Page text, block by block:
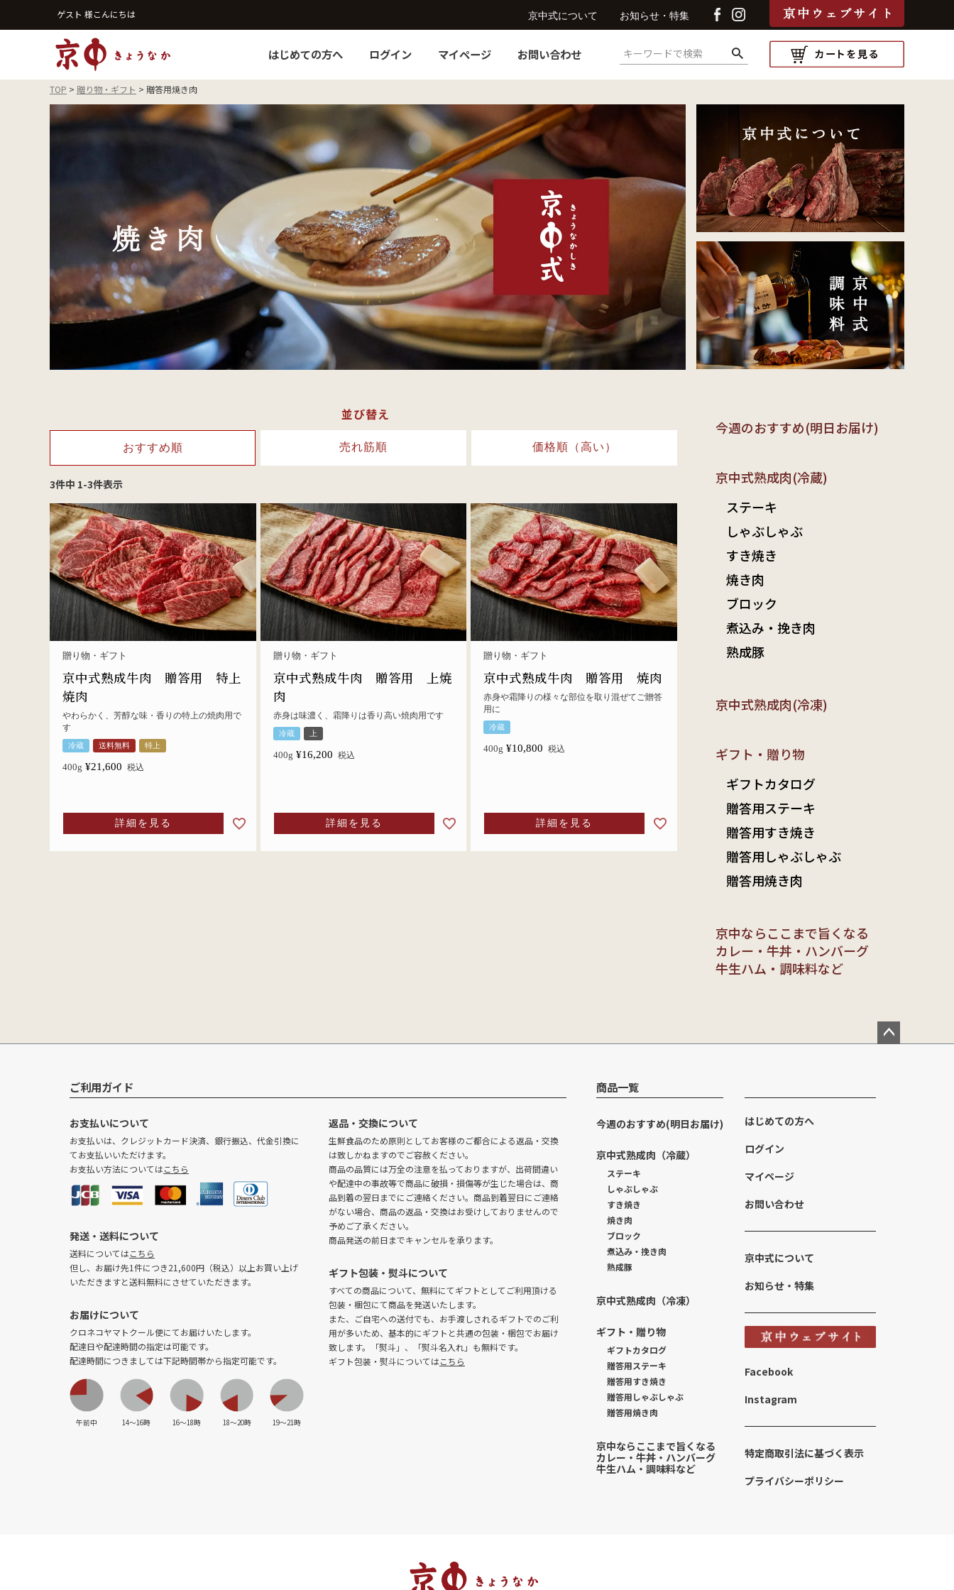
ゲスト 様こんにちは 京中式について お知らせ・特集
はじめての方へ ログイン マイページ お問い合わせ 検索
TOP 贈り物・ギフト 贈答用焼き肉
並び替え
おすすめ順 売れ筋順 価格順（高い）
3件中 1-3件表示
贈り物・ギフト
京中式熟成牛肉 贈答用 特上
焼肉
やわらかく、芳醇な味・香りの特上の焼肉用で
す
冷蔵 送料無料 特上
400g ¥21,600 税込
詳細を見る
贈り物・ギフト
京中式熟成牛肉 贈答用 上焼
肉
赤身は味濃く、霜降りは香り高い焼肉用です
冷蔵 上
400g ¥16,200 税込
詳細を見る
贈り物・ギフト
京中式熟成牛肉 贈答用 焼肉
赤身や霜降りの様々な部位を取り混ぜてご贈答
用に
冷蔵
400g ¥10,800 税込
詳細を見る
今週のおすすめ(明日お届け)
京中式熟成肉(冷蔵)
ステーキ
しゃぶしゃぶ
すき焼き
焼き肉
ブロック
煮込み・挽き肉
熟成豚
京中式熟成肉(冷凍)
ギフト・贈り物
ギフトカタログ
贈答用ステーキ
贈答用すき焼き
贈答用しゃぶしゃぶ
贈答用焼き肉
京中ならここまで旨くなる
カレー・牛丼・ハンバーグ
牛生ハム・調味料など
ご利用ガイド
お支払いについて
お支払いは、クレジットカード決済、銀行振込、代金引換に
てお支払いいただけます。
お支払い方法についてはこちら
発送・送料について
送料についてはこちら
但し、お届け先1件につき21,600円（税込）以上お買い上げ
いただきますと送料無料にさせていただきます。
お届けについて
クロネコヤマトクール便にてお届けいたします。
配達日や配達時間の指定は可能です。
配達時間につきましては下記時間帯から指定可能です。
午前中 14〜16時 16〜18時 18〜20時 19〜21時
返品・交換について
生鮮食品のため原則としてお客様のご都合による返品・交換
は致しかねますのでご容赦ください。
商品の品質には万全の注意を払っておりますが、出荷間違い
や配達中の事故等で商品に破損・損傷等が生じた場合は、商
品到着の翌日までにご連絡ください。商品到着翌日にご連絡
がない場合、商品の返品・交換はお受けしておりませんので
予めご了承ください。
商品発送の前日までキャンセルを承ります。
ギフト包装・熨斗について
すべての商品について、無料にてギフトとしてご利用頂ける
包装・梱包にて商品を発送いたします。
また、ご自宅への送付でも、お手渡しされるギフトでのご利
用が多いため、基本的にギフトと共通の包装・梱包でお届け
致します。「熨斗」、「熨斗名入れ」も無料です。
ギフト包装・熨斗についてはこちら
商品一覧
今週のおすすめ(明日お届け)
京中式熟成肉（冷蔵）
ステーキ
しゃぶしゃぶ
すき焼き
焼き肉
ブロック
煮込み・挽き肉
熟成豚
京中式熟成肉（冷凍）
ギフト・贈り物
ギフトカタログ
贈答用ステーキ
贈答用すき焼き
贈答用しゃぶしゃぶ
贈答用焼き肉
京中ならここまで旨くなる
カレー・牛丼・ハンバーグ
牛生ハム・調味料など
はじめての方へ
ログイン
マイページ
お問い合わせ
京中式について
お知らせ・特集
Facebook
Instagram
特定商取引法に基づく表示
プライバシーポリシー